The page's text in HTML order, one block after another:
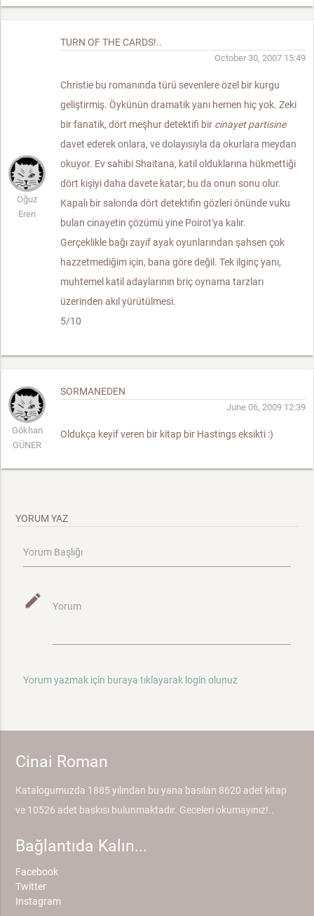
Oğuz
Eren
TURN OF THE CARDS!..
October 30, 2007 15:49
Christie bu romanında türü sevenlere özel bir kurgu
geliştirmiş. Öykünün dramatik yanı hemen hiç yok. Zeki
bir fanatik, dört meşhur detektifi bir cinayet partisine
davet ederek onlara, ve dolayısıyla da okurlara meydan
okuyor. Ev sahibi Shaitana, katil olduklarına hükmettiği
dört kişiyi daha davete katar; bu da onun sonu olur.
Kapalı bir salonda dört detektifin gözleri önünde vuku
bulan cinayetin çözümü yine Poirot'ya kalır.
Gerçeklikle bağı zayıf ayak oyunlarından şahsen çok
hazzetmediğim için, bana göre değil. Tek ilginç yanı,
muhtemel katil adaylarının briç oynama tarzları
üzerinden akıl yürütülmesi.
5/10
Gökhan
GÜNER
SORMANEDEN
June 06, 2009 12:39
Oldukça keyif veren bir kitap bir Hastings eksikti :)
YORUM YAZ
Yorum Başlığı
mode_edit Yorum
Yorum yazmak için buraya tıklayarak login olunuz
Cinai Roman
Katalogumuzda 1885 yılından bu yana basılan 8620 adet kitap
ve 10526 adet baskısı bulunmaktadır. Geceleri okumayınız!..
Bağlantıda Kalın...
Facebook
Twitter
Instagram